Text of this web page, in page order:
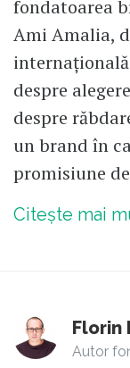
fondatoarea
Ami Amalia,
despre
despre
un brand în
promisiune
Citește mai
Florin
Autor